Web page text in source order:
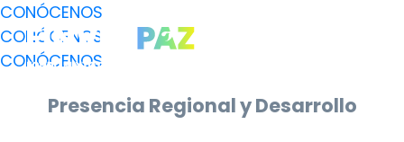
CONÓCENOS
CONÓCENOS
CONÓCENOS
Presencia Regional y Desarrollo